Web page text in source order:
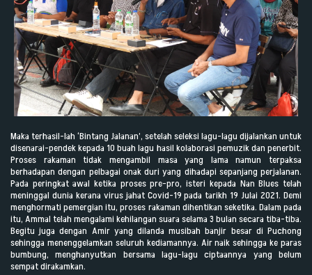
Maka terhasil-lah ‘Bintang Jalanan’, setelah seleksi lagu-lagu dijalankan untuk
disenarai-pendek kepada 10 buah lagu hasil kolaborasi pemuzik dan penerbit.
Proses rakaman tidak mengambil masa yang lama namun terpaksa
berhadapan dengan pelbagai onak duri yang dihadapi sepanjang perjalanan.
Pada peringkat awal ketika proses pre-pro, isteri kepada Nan Blues telah
meninggal dunia kerana virus jahat Covid-19 pada tarikh 19 Julai 2021. Demi
menghormati pemergian itu, proses rakaman dihentikan seketika. Dalam pada
itu, Ammal telah mengalami kehilangan suara selama 3 bulan secara tiba-tiba.
Begitu juga dengan Amir yang dilanda musibah banjir besar di Puchong
sehingga menenggelamkan seluruh kediamannya. Air naik sehingga ke paras
bumbung, menghanyutkan bersama lagu-lagu ciptaannya yang belum
sempat dirakamkan.